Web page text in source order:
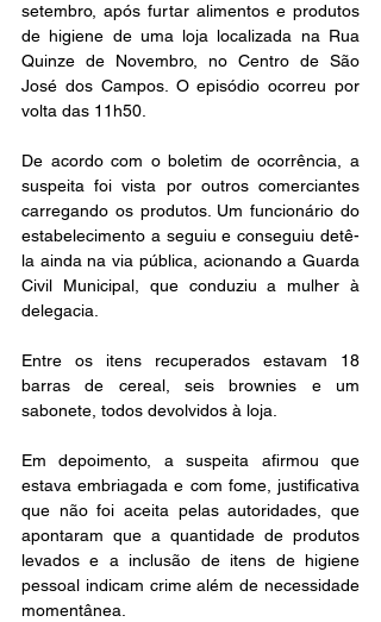
setembro, após furtar alimentos e produtos
de higiene de uma loja localizada na Rua
Quinze de Novembro, no Centro de São
José dos Campos. O episódio ocorreu por
volta das 11h50.
De acordo com o boletim de ocorrência, a
suspeita foi vista por outros comerciantes
carregando os produtos. Um funcionário do
estabelecimento a seguiu e conseguiu detê-
la ainda na via pública, acionando a Guarda
Civil Municipal, que conduziu a mulher à
delegacia.
Entre os itens recuperados estavam 18
barras de cereal, seis brownies e um
sabonete, todos devolvidos à loja.
Em depoimento, a suspeita afirmou que
estava embriagada e com fome, justificativa
que não foi aceita pelas autoridades, que
apontaram que a quantidade de produtos
levados e a inclusão de itens de higiene
pessoal indicam crime além de necessidade
momentânea.